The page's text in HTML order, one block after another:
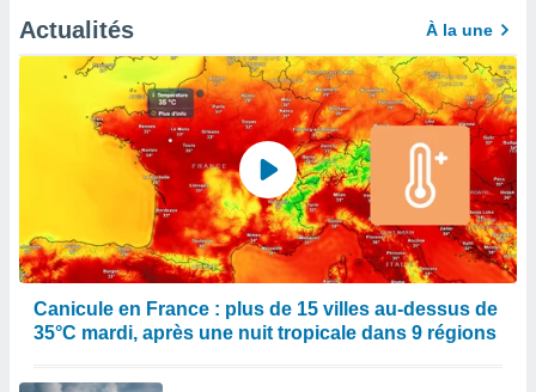
Actualités À la une
Canicule en France : plus de 15 villes au-dessus de
35°C mardi, après une nuit tropicale dans 9 régions